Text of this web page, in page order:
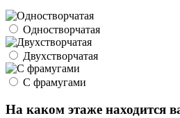
Одностворчатая
Двухстворчатая
С фрамугами
На каком этаже находится